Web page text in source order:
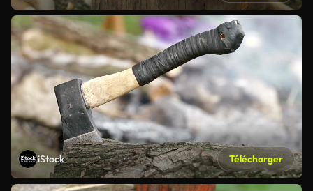
iStock Télécharger